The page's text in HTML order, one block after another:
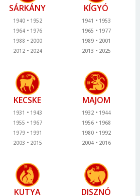
SÁRKÁNY
1940
1952
1964
1976
1988
2000
2012
2024
KÍGYÓ
1941
1953
1965
1977
1989
2001
2013
2025
KECSKE
1931
1943
1955
1967
1979
1991
2003
2015
MAJOM
1932
1944
1956
1968
1980
1992
2004
2016
KUTYA DISZNÓ